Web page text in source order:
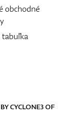
obchodné
tabuľka
CYCLONE3OF